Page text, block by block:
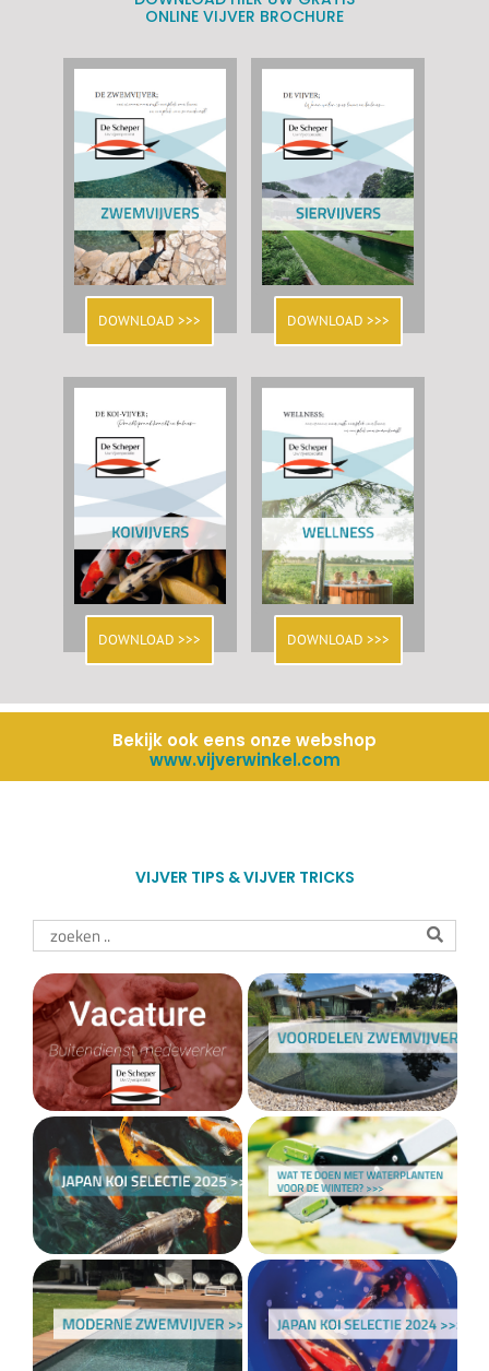
ONLINE VIJVER BROCHURE
DOWNLOAD >>> DOWNLOAD >>>
DOWNLOAD >>> DOWNLOAD >>>
Bekijk ook eens onze webshop
www.vijverwinkel.com
VIJVER TIPS & VIJVER TRICKS